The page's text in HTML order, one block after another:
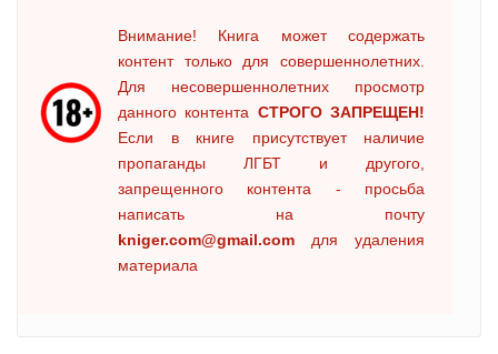
Внимание! Книга может содержать
контент только для совершеннолетних.
Для несовершеннолетних просмотр
данного контента СТРОГО ЗАПРЕЩЕН!
Если в книге присутствует наличие
пропаганды ЛГБТ и другого,
запрещенного контента - просьба
написать на почту
kniger.com@gmail.com для удаления
материала